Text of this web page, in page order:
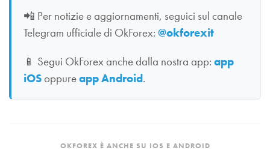
📲 Per notizie e aggiornamenti, seguici sul canale
Telegram ufficiale di OkForex: @okforexit
📱 Segui OkForex anche dalla nostra app: app
iOSoppureapp Android.
OKFOREX È ANCHE SU IOS E ANDROID